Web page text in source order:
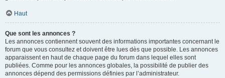
Haut
Que sont les annonces ?
Les annonces contiennent souvent des informations importantes concernant le
forum que vous consultez et doivent être lues dès que possible. Les annonces
apparaissent en haut de chaque page du forum dans lequel elles sont
publiées. Comme pour les annonces globales, la possibilité de publier des
annonces dépend des permissions définies par l’administrateur.